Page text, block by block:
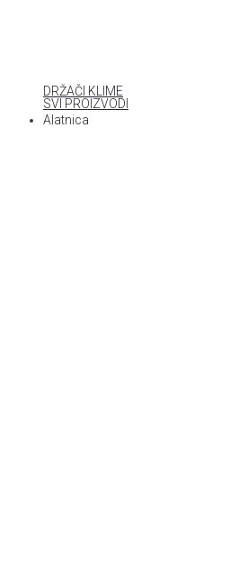
DRŽAČI KLIME
SVI PROIZVODI
Alatnica